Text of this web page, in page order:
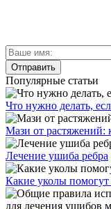
Популярные статьи
Что нужно делать,
Мази от растяжений:
Лечение ушиба ребра
Какие уколы